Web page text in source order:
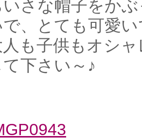
いさな帽子をか
で、とても可愛
人も子供もオシ
て下さい～♪